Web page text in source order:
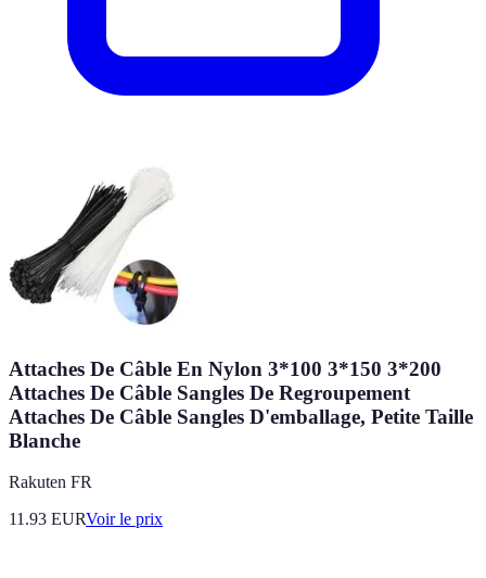
Attaches De Câble En Nylon 3*100 3*150 3*200
Attaches De Câble Sangles De Regroupement
Attaches De Câble Sangles D'emballage, Petite Taille
Blanche
Rakuten FR
11.93 EURVoir le prix